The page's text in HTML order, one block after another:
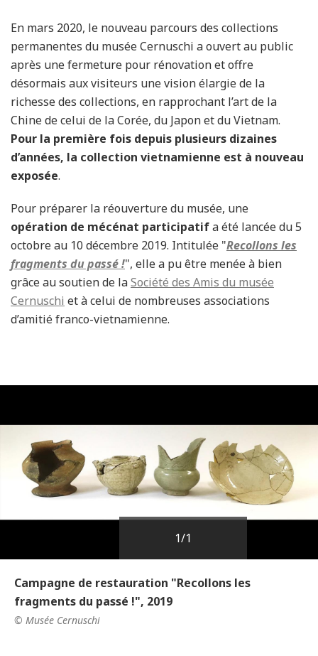
En mars 2020, le nouveau parcours des collections
permanentes du musée Cernuschi a ouvert au public
après une fermeture pour rénovation et offre
désormais aux visiteurs une vision élargie de la
richesse des collections, en rapprochant l’art de la
Chine de celui de la Corée, du Japon et du Vietnam.
Pour la première fois depuis plusieurs dizaines
d’années, la collection vietnamienne est à nouveau
exposée.
Pour préparer la réouverture du musée, une
opération de mécénat participatifa été lancée du 5
octobre au 10 décembre 2019. Intitulée "Recollons les
fragments du passé !", elle a pu être menée à bien
grâce au soutien de laSociété des Amis du musée
Cernuschi et à celui de nombreuses associations
d’amitié franco-vietnamienne.
Campagne de restauration "Recollons les
fragments du passé !", 2019
© Musée Cernuschi
1/1